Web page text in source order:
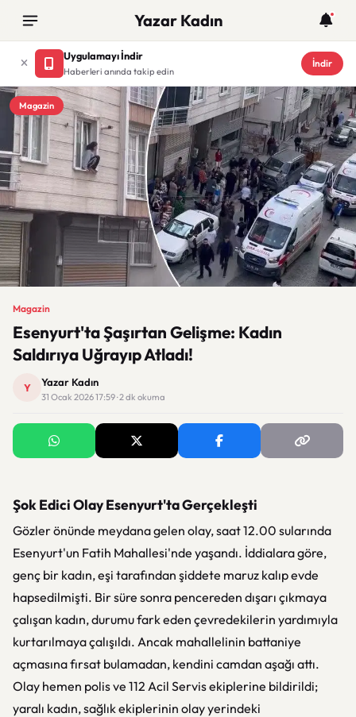
Yazar Kadın
Uygulamayı İndir
Haberleri anında takip edin
İndir
Magazin
Magazin
Esenyurt'ta Şaşırtan Gelişme: Kadın
Saldırıya Uğrayıp Atladı!
Y Yazar Kadın
31 Ocak 2026 17:59 · 2 dk okuma
Şok Edici Olay Esenyurt'ta Gerçekleşti
Gözler önünde meydana gelen olay, saat 12.00 sularında
Esenyurt'un Fatih Mahallesi'nde yaşandı. İddialara göre,
genç bir kadın, eşi tarafından şiddete maruz kalıp evde
hapsedilmişti. Bir süre sonra pencereden dışarı çıkmaya
çalışan kadın, durumu fark eden çevredekilerin yardımıyla
kurtarılmaya çalışıldı. Ancak mahallelinin battaniye
açmasına fırsat bulamadan, kendini camdan aşağı attı.
Olay hemen polis ve 112 Acil Servis ekiplerine bildirildi;
yaralı kadın, sağlık ekiplerinin olay yerindeki